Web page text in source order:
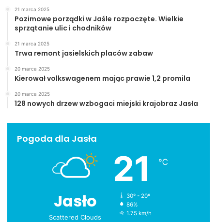
21 marca 2025
Pozimowe porządki w Jaśle rozpoczęte. Wielkie
sprzątanie ulic i chodników
21 marca 2025
Trwa remont jasielskich placów zabaw
20 marca 2025
Kierował volkswagenem mając prawie 1,2 promila
20 marca 2025
128 nowych drzew wzbogaci miejski krajobraz Jasła
Pogoda dla Jasła
Jasło
Scattered Clouds
21 ℃
30º - 20º
86%
1.75 km/h